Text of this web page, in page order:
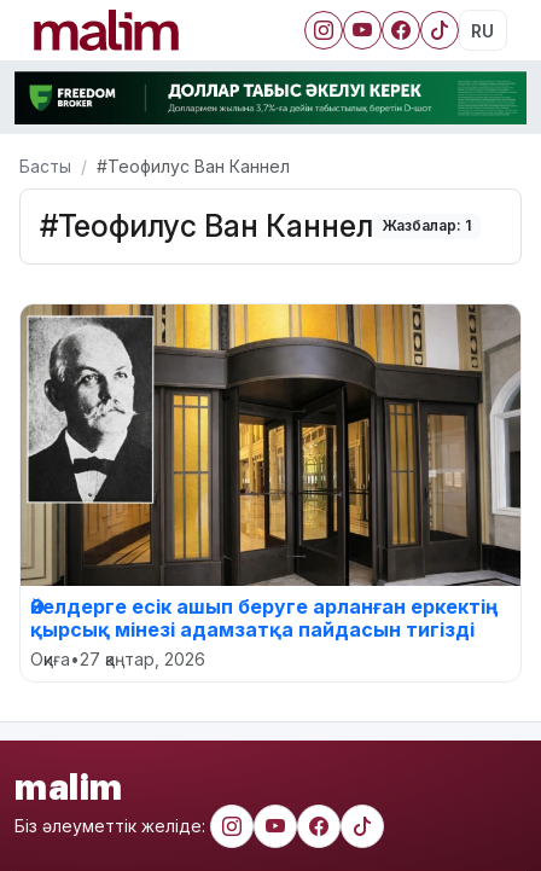
RU
Басты #Теофилус Ван Каннел
#Теофилус Ван Каннел Жазбалар: 1
Әйелдерге есік ашып беруге арланған еркектің
қырсық мінезі адамзатқа пайдасын тигізді
Оқиға•27 қаңтар, 2026
malim
Біз әлеуметтік желіде: